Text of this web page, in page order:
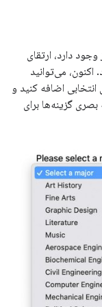
وجود دارد، ارتقای
دریافت می کند. اکنون، می‌توانید
اضافه کنید و
گزینه‌ها برای